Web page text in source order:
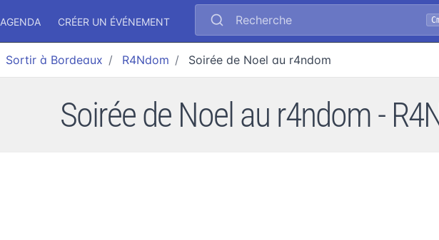
AGENDA CRÉER UN ÉVÉNEMENT Recherche
Sortir à Bordeaux R4Ndom Soirée de Noel au r4ndom
Soirée de Noel au r4ndom -